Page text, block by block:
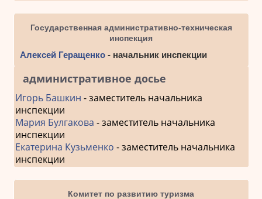
Государственная административно-техническая
инспекция
Алексей Геращенко- начальник инспекции
административное досье
Игорь Башкин - заместитель начальника
инспекции
Мария Булгакова - заместитель начальника
инспекции
Екатерина Кузьменко - заместитель начальника
инспекции
Комитет по развитию туризма